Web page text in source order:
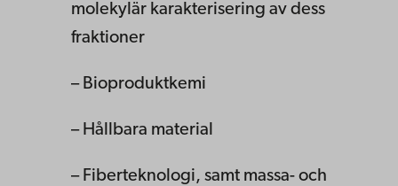
molekylär karakterisering av dess
fraktioner
– Bioproduktkemi
– Hållbara material
– Fiberteknologi, samt massa- och